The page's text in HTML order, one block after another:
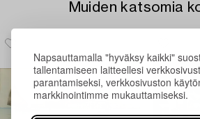
Napsauttamalla "hyväksy kaikki"
tallentamiseen laitteellesi
parantamiseksi, verkkosivuston
markkinointimme mukauttamiseksi.
Muiden katsomia